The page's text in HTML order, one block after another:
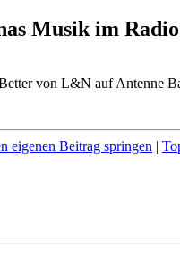
Musik im Radio
von L&N auf Antenne
|